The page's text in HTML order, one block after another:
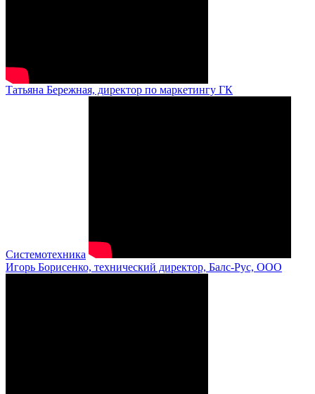
Татьяна Бережная, директор по маркетингу ГК
Системотехника
Игорь Борисенко, технический директор, Балс-Рус, ООО